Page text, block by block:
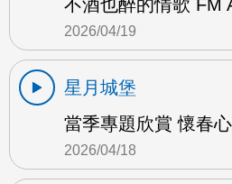
不酒也醉的情歌 FM
2026/04/19
星月城堡
當季專題欣賞 懷春
2026/04/18